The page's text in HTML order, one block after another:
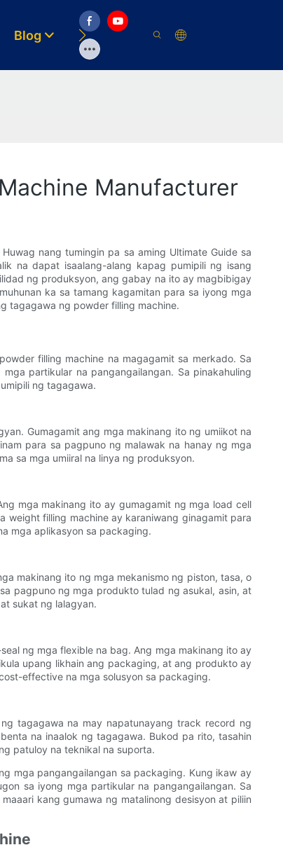
Blog Video Mga Solusyon
Manufacturer
nang tumingin pa sa aming Ultimate Guide sa
na dapat isaalang-alang kapag pumipili ng isang
ng produksyon, ang gabay na ito ay magbibigay
ka sa tamang kagamitan para sa iyong mga
tagagawa ng powder filling machine.
filling machine na magagamit sa merkado. Sa
partikular na pangangailangan. Sa pinakahuling
ng tagagawa.
Gumagamit ang mga makinang ito ng umiikot na
para sa pagpuno ng malawak na hanay ng mga
sa mga umiiral na linya ng produksyon.
mga makinang ito ay gumagamit ng mga load cell
filling machine ay karaniwang ginagamit para
mga aplikasyon sa packaging.
makinang ito ng mga mekanismo ng piston, tasa, o
pagpuno ng mga produkto tulad ng asukal, asin, at
sukat ng lalagyan.
ng mga flexible na bag. Ang mga makinang ito ay
upang likhain ang packaging, at ang produkto ay
effective na mga solusyon sa packaging.
tagagawa na may napatunayang track record ng
na inaalok ng tagagawa. Bukod pa rito, tasahin
patuloy na teknikal na suporta.
mga pangangailangan sa packaging. Kung ikaw ay
sa iyong mga partikular na pangangailangan. Sa
kang gumawa ng matalinong desisyon at piliin